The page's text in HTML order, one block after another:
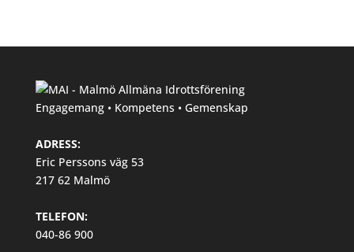
Engagemang • Kompetens • Gemenskap
ADRESS:
Eric Perssons väg 53
217 62 Malmö
TELEFON:
040-86 900